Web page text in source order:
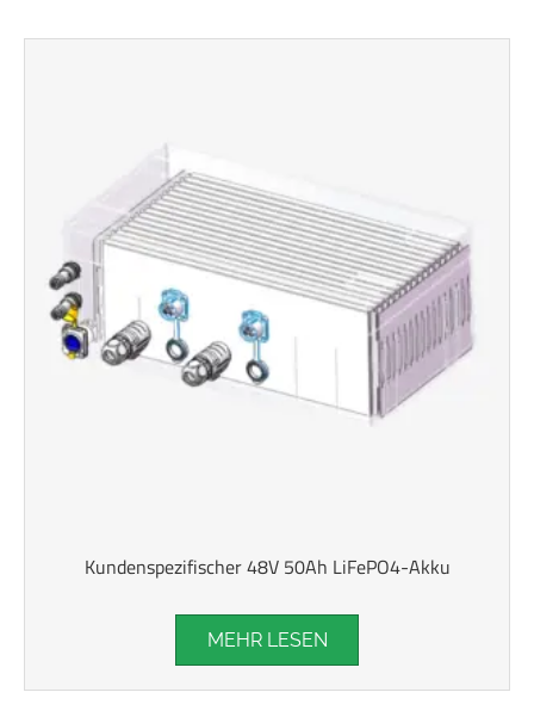
Kundenspezifischer 48V 50Ah LiFePO4-Akku
MEHR LESEN